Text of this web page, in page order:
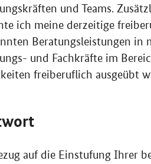
und Teams.
ich meine derzeitige
Beratungsleistungen in
und Fachkräfte im
freiberuflich ausgeübt
auf die Einstufung Ihrer